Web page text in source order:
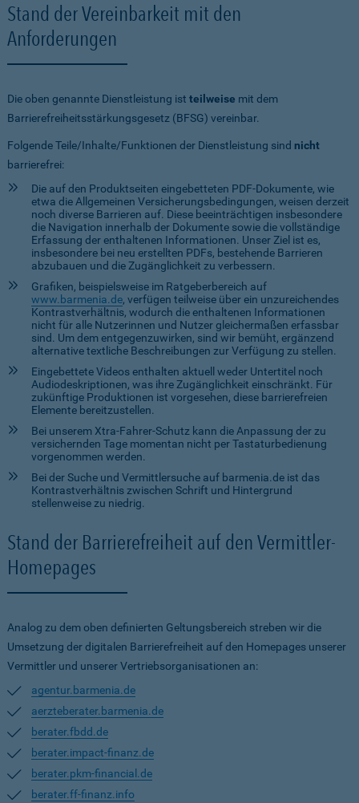
Stand der Vereinbarkeit mit den
Anforderungen
Die oben genannte Dienstleistung ist teilweise mit dem
Barrierefreiheitsstärkungsgesetz (BFSG) vereinbar.
Folgende Teile/Inhalte/Funktionen der Dienstleistung sind nicht
barrierefrei:
Die auf den Produktseiten eingebetteten PDF-Dokumente, wie
etwa die Allgemeinen Versicherungsbedingungen, weisen derzeit
noch diverse Barrieren auf. Diese beeinträchtigen insbesondere
die Navigation innerhalb der Dokumente sowie die vollständige
Erfassung der enthaltenen Informationen. Unser Ziel ist es,
insbesondere bei neu erstellten PDFs, bestehende Barrieren
abzubauen und die Zugänglichkeit zu verbessern.
Grafiken, beispielsweise im Ratgeberbereich auf
www.barmenia.de, verfügen teilweise über ein unzureichendes
Kontrastverhältnis, wodurch die enthaltenen Informationen
nicht für alle Nutzerinnen und Nutzer gleichermaßen erfassbar
sind. Um dem entgegenzuwirken, sind wir bemüht, ergänzend
alternative textliche Beschreibungen zur Verfügung zu stellen.
Eingebettete Videos enthalten aktuell weder Untertitel noch
Audiodeskriptionen, was ihre Zugänglichkeit einschränkt. Für
zukünftige Produktionen ist vorgesehen, diese barrierefreien
Elemente bereitzustellen.
Bei unserem Xtra-Fahrer-Schutz kann die Anpassung der zu
versichernden Tage momentan nicht per Tastaturbedienung
vorgenommen werden.
Bei der Suche und Vermittlersuche auf barmenia.de ist das
Kontrastverhältnis zwischen Schrift und Hintergrund
stellenweise zu niedrig.
Stand der Barrierefreiheit auf den Vermittler-
Homepages
Analog zu dem oben definierten Geltungsbereich streben wir die
Umsetzung der digitalen Barrierefreiheit auf den Homepages unserer
Vermittler und unserer Vertriebsorganisationen an:
agentur.barmenia.de
aerzteberater.barmenia.de
berater.fbdd.de
berater.impact-finanz.de
berater.pkm-financial.de
berater.ff-finanz.info